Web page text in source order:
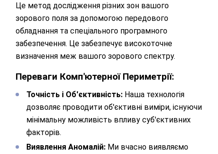
Це метод дослідження різних зон вашого
зорового поля за допомогою передового
обладнання та спеціального програмного
забезпечення. Це забезпечує високоточне
визначення меж вашого зорового спектру.
Переваги Комп'ютерної Периметрії:
Точність і Об'єктивність: Наша технологія
дозволяє проводити об'єктивні виміри, існуючи
мінімальну можливість впливу суб'єктивних
факторів.
Виявлення Аномалій: Ми вчасно виявляємо
Надіслати
Відправляючи данні я даю згоду наобробку персональних
данних.
Дякуємо!
Ми отримали Ваше звернення.
часом.